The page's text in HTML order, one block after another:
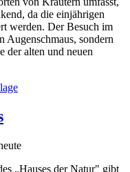
da die einjährigen
werden. Der Besuch im
Augenschmaus, sondern
der alten und neuen
„Hauses der Natur" gibt